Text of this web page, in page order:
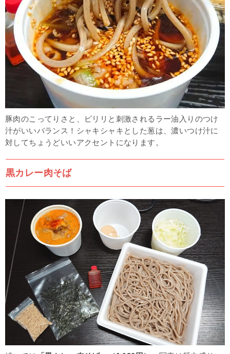
豚肉のこってりさと、ピリリと刺激されるラー油入りのつけ
汁がいいバランス！シャキシャキとした葱は、濃いつけ汁に
対してちょうどいいアクセントになります。
黒カレー肉そば